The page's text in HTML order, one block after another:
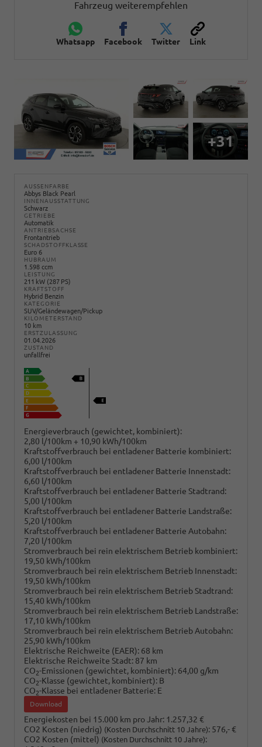
Fahrzeug weiterempfehlen
Whatsapp Facebook Twitter Link
+31
AUSSENFARBE
Abbys Black Pearl
INNENAUSSTATTUNG
Schwarz
GETRIEBE
Automatik
ANTRIEBSACHSE
Frontantrieb
SCHADSTOFFKLASSE
Euro 6
HUBRAUM
1.598 ccm
LEISTUNG
211 kW (287 PS)
KRAFTSTOFF
Hybrid Benzin
KATEGORIE
SUV/Geländewagen/Pickup
KILOMETERSTAND
10 km
ERSTZULASSUNG
01.04.2026
ZUSTAND
unfallfrei
Energieverbrauch (gewichtet, kombiniert):
2,80 l/100km + 10,90 kWh/100km
Kraftstoffverbrauch bei entladener Batterie kombiniert:
6,00 l/100km
Kraftstoffverbrauch bei entladener Batterie Innenstadt:
6,60 l/100km
Kraftstoffverbrauch bei entladener Batterie Stadtrand:
5,00 l/100km
Kraftstoffverbrauch bei entladener Batterie Landstraße:
5,20 l/100km
Kraftstoffverbrauch bei entladener Batterie Autobahn:
7,20 l/100km
Stromverbrauch bei rein elektrischem Betrieb kombiniert:
19,50 kWh/100km
Stromverbrauch bei rein elektrischem Betrieb Innenstadt:
19,50 kWh/100km
Stromverbrauch bei rein elektrischem Betrieb Stadtrand:
15,40 kWh/100km
Stromverbrauch bei rein elektrischem Betrieb Landstraße:
17,10 kWh/100km
Stromverbrauch bei rein elektrischem Betrieb Autobahn:
25,90 kWh/100km
Elektrische Reichweite (EAER): 68 km
Elektrische Reichweite Stadt: 87 km
CO2-Emissionen (gewichtet, kombiniert): 64,00 g/km
CO2-Klasse (gewichtet, kombiniert): B
CO2-Klasse bei entladener Batterie: E
Download
Energiekosten bei 15.000 km pro Jahr: 1.257,32 €
CO2 Kosten (niedrig) (Kosten Durchschnitt 10 Jahre): 576,- €
CO2 Kosten (mittel) (Kosten Durchschnitt 10 Jahre):